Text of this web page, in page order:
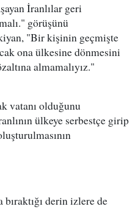
İranlılar geri
görüşünü
"Bir kişinin geçmişte
ona ülkesine dönmesini
almamalıyız."
vatanı olduğunu
ülkeye serbestçe girip
derin izlere de